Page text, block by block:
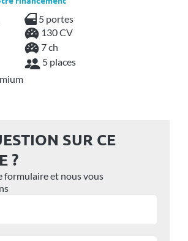
5 portes
130 CV
7 ch
5 places
SUR CE
?
formulaire et nous vous